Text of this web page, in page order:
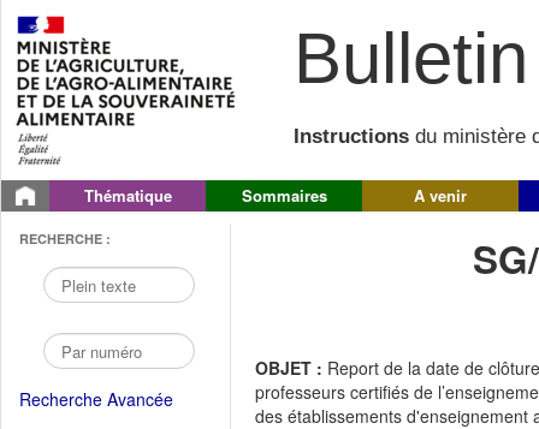
Instructions du ministère
Thématique Sommaires A venir
RECHERCHE :
Recherche Avancée
OBJET : Report de la date de
professeurs certifiés de
des établissements d'enseignement